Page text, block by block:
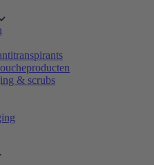
& scrubs